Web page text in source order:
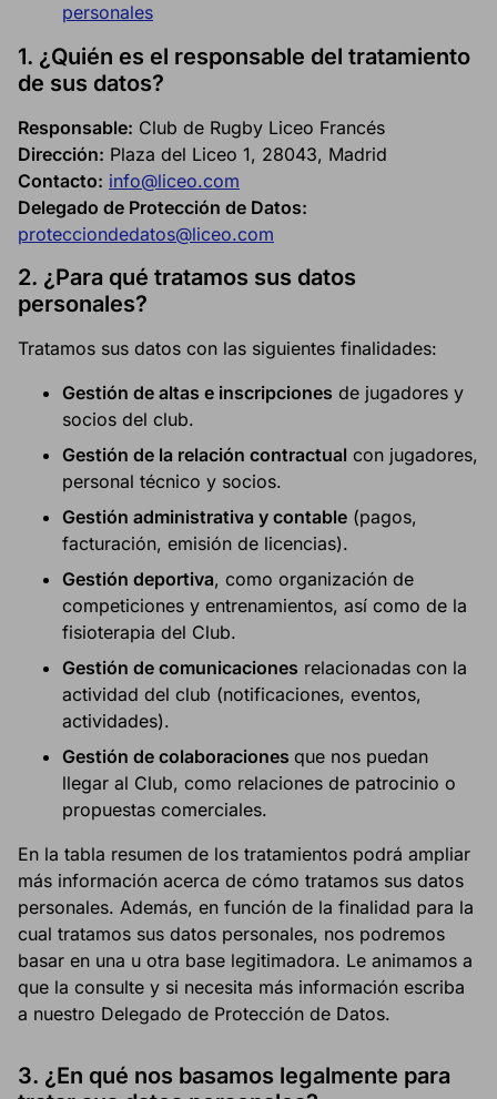
personales
1. ¿Quién es el responsable del tratamiento
de sus datos?
Responsable: Club de Rugby Liceo Francés
Dirección: Plaza del Liceo 1, 28043, Madrid
Contacto: info@liceo.com
Delegado de Protección de Datos:
protecciondedatos@liceo.com
2. ¿Para qué tratamos sus datos
personales?
Tratamos sus datos con las siguientes finalidades:
Gestión de altas e inscripciones de jugadores y
socios del club.
Gestión de la relación contractual con jugadores,
personal técnico y socios.
Gestión administrativa y contable (pagos,
facturación, emisión de licencias).
Gestión deportiva, como organización de
competiciones y entrenamientos, así como de la
fisioterapia del Club.
Gestión de comunicaciones relacionadas con la
actividad del club (notificaciones, eventos,
actividades).
Gestión de colaboraciones que nos puedan
llegar al Club, como relaciones de patrocinio o
propuestas comerciales.
En la tabla resumen de los tratamientos podrá ampliar
más información acerca de cómo tratamos sus datos
personales. Además, en función de la finalidad para la
cual tratamos sus datos personales, nos podremos
basar en una u otra base legitimadora. Le animamos a
que la consulte y si necesita más información escriba
a nuestro Delegado de Protección de Datos.
3. ¿En qué nos basamos legalmente para